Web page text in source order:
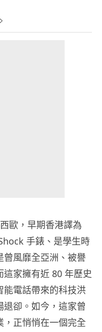
歐，早期香港譯為
手錶、是學生時
曾風靡全亞洲、被譽
家擁有近 80 年歷史
能電話帶來的科技洪
卻。如今，這家曾
正悄悄在一個完全